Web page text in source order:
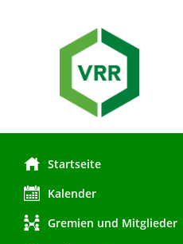
Startseite
Kalender
Gremien und Mitglieder